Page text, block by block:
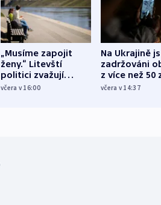
„Musíme zapojit
ženy.“ Litevští
politici zvažují
dohodu o
včera v 16:00
Na Ukrajině
zadržováni
z více než 50
Bojovali na
včera v 14:37